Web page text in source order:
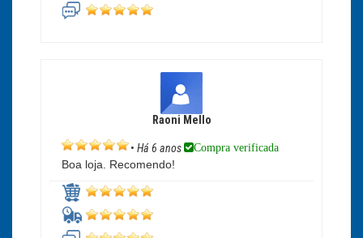
Raoni Mello
• Há 6 anos Compra verificada
Boa loja. Recomendo!